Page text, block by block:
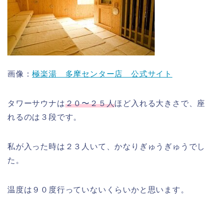
画像：極楽湯 多摩センター店 公式サイト
タワーサウナは２０〜２５人ほど入れる大きさで、座
れるのは３段です。
私が入った時は２３人いて、かなりぎゅうぎゅうでし
た。
温度は９０度行っていないくらいかと思います。